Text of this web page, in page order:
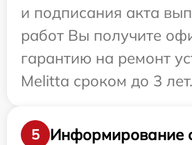
и подписания акта
работ Вы получите
гарантию на ремонт
Melitta сроком до 3 лет.
5
Информирование